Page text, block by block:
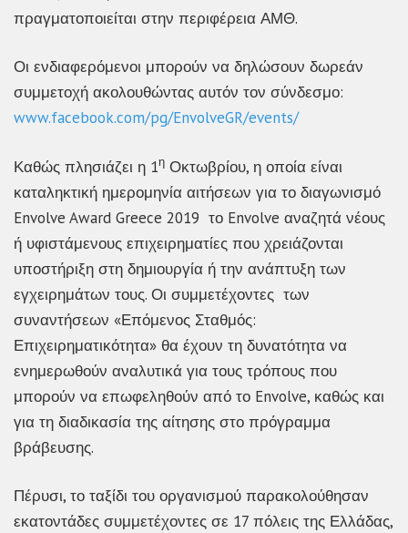
πραγματοποιείται στην περιφέρεια ΑΜΘ.
Οι ενδιαφερόμενοι μπορούν να δηλώσουν δωρεάν
συμμετοχή ακολουθώντας αυτόν τον σύνδεσμο:
www.facebook.com/pg/EnvolveGR/events/
Καθώς πλησιάζει η 1η Οκτωβρίου, η οποία είναι
καταληκτική ημερομηνία αιτήσεων για το διαγωνισμό
Envolve Award Greece 2019 το Envolve αναζητά νέους
ή υφιστάμενους επιχειρηματίες που χρειάζονται
υποστήριξη στη δημιουργία ή την ανάπτυξη των
εγχειρημάτων τους. Οι συμμετέχοντες των
συναντήσεων «Επόμενος Σταθμός:
Επιχειρηματικότητα» θα έχουν τη δυνατότητα να
ενημερωθούν αναλυτικά για τους τρόπους που
μπορούν να επωφεληθούν από το Envolve, καθώς και
για τη διαδικασία της αίτησης στο πρόγραμμα
βράβευσης.
Πέρυσι, το ταξίδι του οργανισμού παρακολούθησαν
εκατοντάδες συμμετέχοντες σε 17 πόλεις της Ελλάδας,